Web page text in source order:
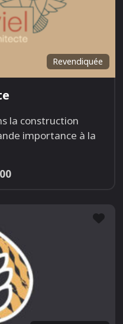
Revendiquée
la construction
importance à la